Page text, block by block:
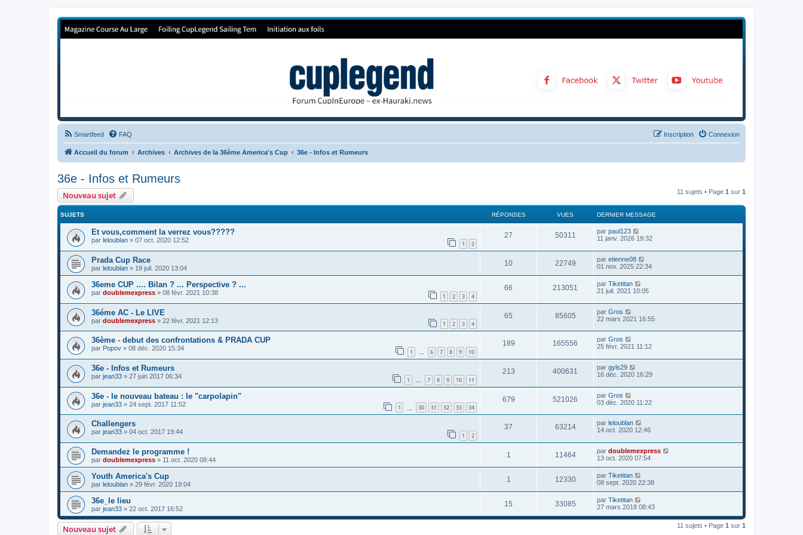
Forum de Cup In Europe
Smartfeed FAQ Connexion
Inscription
Accueil du forum Archives Archives de la 36ème America's Cup 36e - Infos et Rumeurs
36e - Infos et Rumeurs
Nouveau sujet 11 sujets • Page 1 sur 1
SUJETS RÉPONSES VUES DERNIER MESSAGE
Et vous,comment la verrez vous?????
par leloublan » 07 oct. 2020 12:52 1 2
27 50311 par paul123
11 janv. 2026 19:32
Prada Cup Race
par leloublan » 19 juil. 2020 13:04
10 22749 par etienne08
01 nov. 2025 22:34
36eme CUP .... Bilan ? ... Perspective ? ...
par doublemexpress » 08 févr. 2021 10:38 1 2 3 4
66 213051 par Tiketitan
21 juil. 2021 10:05
36éme AC - Le LIVE
par doublemexpress » 22 févr. 2021 12:13 1 2 3 4
65 85605 par Gros
22 mars 2021 16:55
36ème - debut des confrontations & PRADA CUP
par Popov » 08 déc. 2020 15:34 1 … 6 7 8 9 10
189 165556 par Gros
25 févr. 2021 11:12
36e - Infos et Rumeurs
par jean33 » 27 juin 2017 06:34 1 … 7 8 9 10 11
213 400631 par gyls29
16 déc. 2020 16:29
36e - le nouveau bateau : le "carpolapin"
par jean33 » 24 sept. 2017 11:52 1 30 31 32 33 34
679 521026 par Gros
03 déc. 2020 11:22
Challengers
par jean33 » 04 oct. 2017 19:44 1 2
37 63214 par leloublan
14 oct. 2020 12:46
Demandez le programme !
par doublemexpress » 11 oct. 2020 08:44
1 11464 par doublemexpress
13 oct. 2020 07:54
Youth America's Cup
par leloublan » 29 févr. 2020 19:04
1 12330 par Tiketitan
08 sept. 2020 22:38
36e_le lieu
par jean33 » 22 oct. 2017 16:52
15 33085 par Tiketitan
27 mars 2018 08:43
Nouveau sujet 11 sujets • Page 1 sur 1